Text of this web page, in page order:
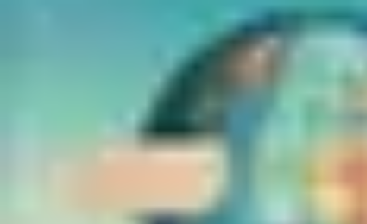
Préparation de VoyageActivitésÉcologie
Séjour Sauvage Tourisme